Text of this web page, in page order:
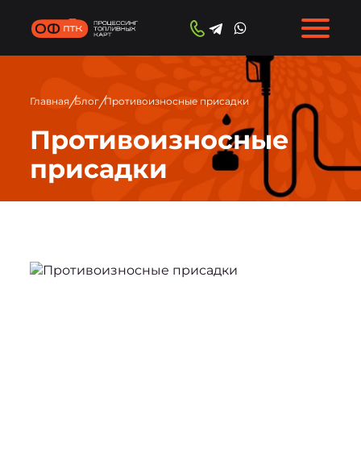
Главная/Блог/Противоизносные присадки
Противоизносные
присадки